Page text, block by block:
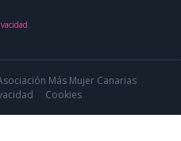
Más Mujer Canarias
Cookies